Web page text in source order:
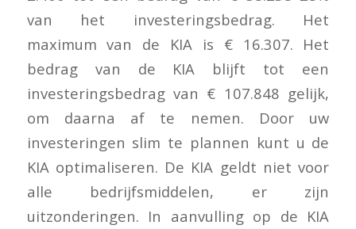
van het investeringsbedrag. Het
maximum van de KIA is € 16.307. Het
bedrag van de KIA blijft tot een
investeringsbedrag van € 107.848 gelijk,
om daarna af te nemen. Door uw
investeringen slim te plannen kunt u de
KIA optimaliseren. De KIA geldt niet voor
alle bedrijfsmiddelen, er zijn
uitzonderingen. In aanvulling op de KIA